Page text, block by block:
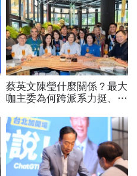
蔡英文陳瑩什麼關係？最大
咖主委為何跨派系力挺、連
藏政壇合作內幕？